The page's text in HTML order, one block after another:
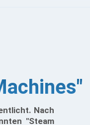
Nach
"Steam